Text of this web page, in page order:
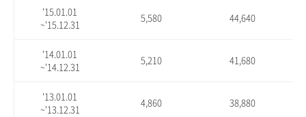
'15.01.01
~'15.12.31
5,580 44,640
'14.01.01
~'14.12.31
5,210 41,680
'13.01.01
~'13.12.31
4,860 38,880